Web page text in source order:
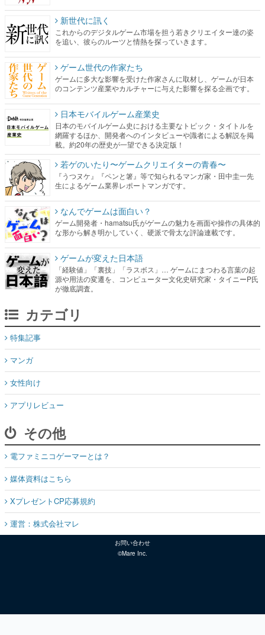
新世代に訊く
これからのデジタルゲーム市場を担う若きクリエイター達の姿
を追い、彼らのルーツと情熱を探っていきます。
ゲーム世代の作家たち
ゲームに多大な影響を受けた作家さんに取材し、ゲームが日本
のコンテンツ産業やカルチャーに与えた影響を探る企画です。
日本モバイルゲーム産業史
日本のモバイルゲーム史における主要なトピック・タイトルを
網羅するほか、開発者へのインタビューや識者による解説を掲
載。約20年の歴史が一望できる決定版！
若ゲのいたり〜ゲームクリエイターの青春〜
『うつヌケ』『ペンと箸』等で知られるマンガ家・田中圭一先
生によるゲーム業界レポートマンガです。
なんでゲームは面白い？
ゲーム開発者・hamatsu氏がゲームの魅力を画面や操作の具体的
な形から解き明かしていく、硬派で骨太な評論連載です。
ゲームが変えた日本語
「経験値」「裏技」「ラスボス」… ゲームにまつわる言葉の起
源や用法の変遷を、コンピューター文化史研究家・タイニーP氏
が徹底調査。
カテゴリ
特集記事
マンガ
女性向け
アプリレビュー
その他
電ファミニコゲーマーとは？
媒体資料はこちら
XプレゼントCP応募規約
運営：株式会社マレ
お問い合わせ
©Mare Inc.